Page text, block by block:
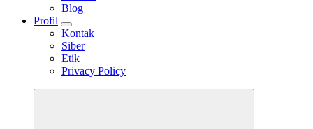
Blog
Profil
Kontak
Siber
Etik
Privacy Policy